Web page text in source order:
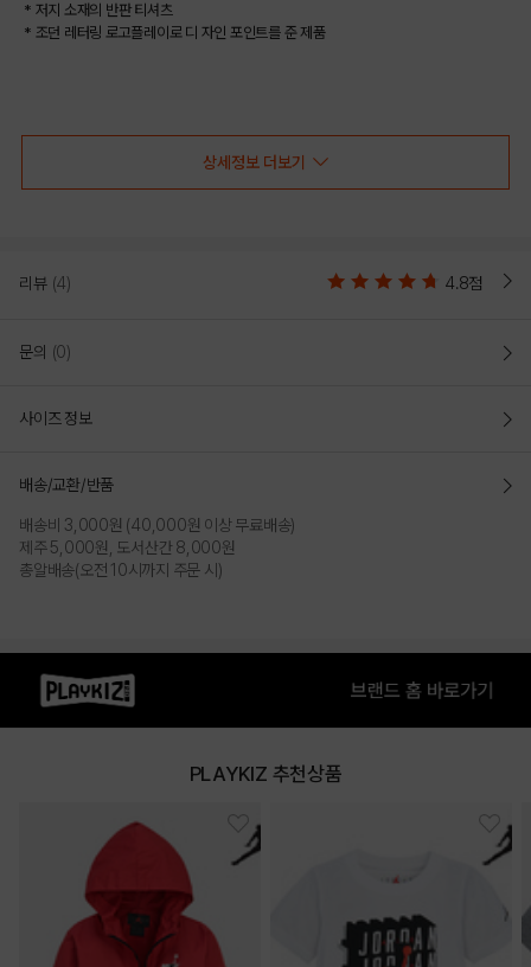
* 저지 소재의 반판 티셔츠
* 조던 레터링 로고플레이로 디 자인 포인트를 준 제품
PRODUCT VIEW
상세정보 더보기
리뷰 (4) 4.8점
문의 (0)
사이즈 정보
배송/교환/반품
배송비 3,000원 (40,000원 이상 무료배송)
제주 5,000원, 도서산간 8,000원
총알배송(오전 10시까지 주문 시)
PLAYKIZ 추천상품